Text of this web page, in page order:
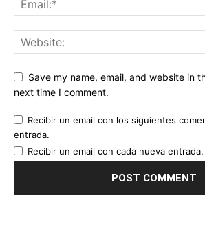
Save my name, email, and website in
next time I comment.
Recibir un email con los siguientes
entrada.
Recibir un email con cada nueva entrada.